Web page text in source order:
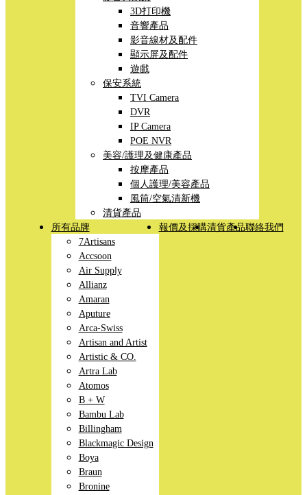
3D打印機
音響產品
影音線材及配件
顯示屏及配件
遊戲
保安系統
TVI Camera
DVR
IP Camera
POE NVR
美容/護理及健康產品
按摩產品
個人護理/美容產品
風筒/空氣清新機
清貨產品
所有品牌
7Artisans
Accsoon
Air Supply
Allianz
Amaran
Aputure
Arca-Swiss
Artisan and Artist
Artistic & CO.
Artra Lab
Atomos
B + W
Bambu Lab
Billingham
Blackmagic Design
Boya
Braun
Bronine
報價及採購清貨產品聯絡我們